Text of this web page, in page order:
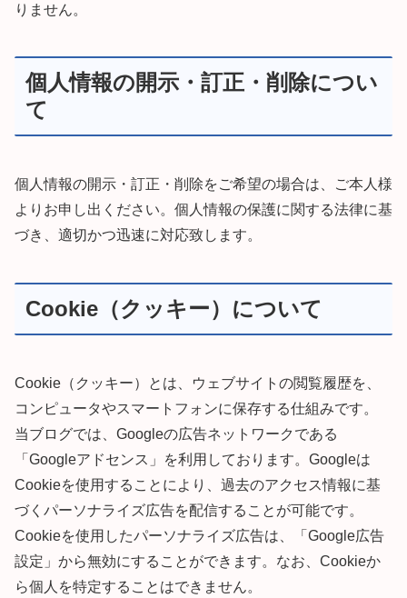
りません。
個人情報の開示・訂正・削除につい
て
個人情報の開示・訂正・削除をご希望の場合は、ご本人様
よりお申し出ください。個人情報の保護に関する法律に基
づき、適切かつ迅速に対応致します。
Cookie（クッキー）について
Cookie（クッキー）とは、ウェブサイトの閲覧履歴を、
コンピュータやスマートフォンに保存する仕組みです。
当ブログでは、Googleの広告ネットワークである
「Googleアドセンス」を利用しております。Googleは
Cookieを使用することにより、過去のアクセス情報に基
づくパーソナライズ広告を配信することが可能です。
Cookieを使用したパーソナライズ広告は、「Google広告
設定」から無効にすることができます。なお、Cookieか
ら個人を特定することはできません。